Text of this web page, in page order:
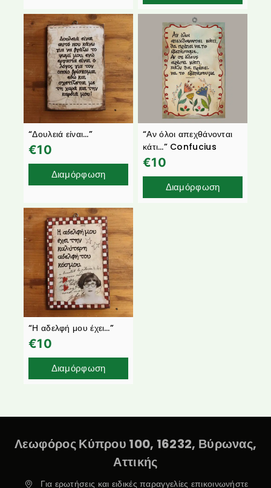
“Δουλειά είναι…”
€10
Διαμόρφωση
“Αν όλοι απεχθάνονται
κάτι…” Confucius
€10
Διαμόρφωση
“Η αδελφή μου έχει…”
€10
Διαμόρφωση
Λεωφόρος Κύπρου 100, 16232, Βύρωνας,
Αττικής
Για ερωτήσεις και ειδικές παραγγελίες επικοινωνήστε